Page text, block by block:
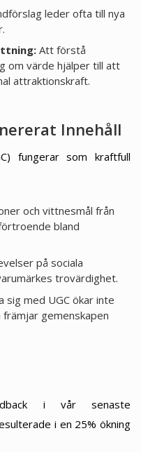
leder ofta till nya
Att förstå
om värde hjälper till att
attraktionskraft.
Innehåll
fungerar som kraftfull
och vittnesmål från
bland
på sociala
trovärdighet.
med UGC ökar inte
gemenskapen
i vår senaste
i en 25% ökning